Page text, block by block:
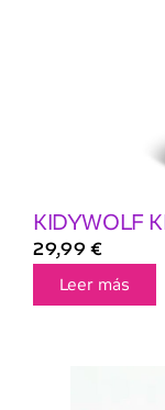
KIDYWOLF
29,99 €
Leer más